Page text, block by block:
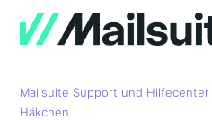
Mailsuite Support und Hilfecenter
Häkchen